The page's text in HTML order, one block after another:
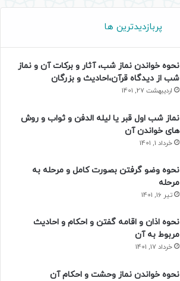
پربازدیدترین ها
نحوه خواندن نماز شب، آثار و برکات آن و نماز
شب از دیدگاه قرآن،احادیث و بزرگان
اردیبهشت 27, 1401
نماز شب اول قبر یا لیله الدفن و ثواب و روش
های خواندن آن
خرداد 1, 1401
نحوه وضو گرفتن بصورت کامل و مرحله به
مرحله
تیر 16, 1401
نحوه اذان و اقامه گفتن و احکام و احادیث
مربوط به آن
خرداد 17, 1401
نحوه خواندن نماز وحشت و احکام آن